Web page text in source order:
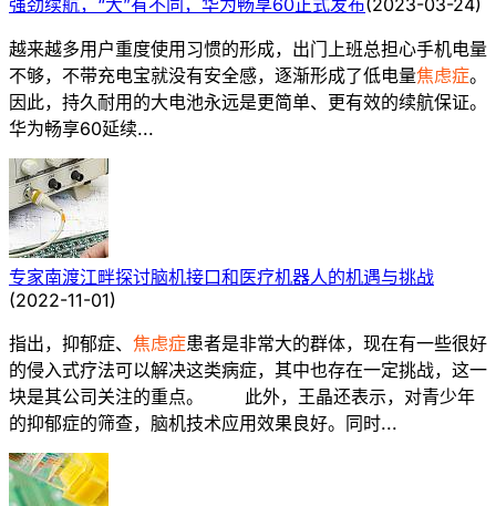
越来越多用户重度使用习惯的形成，出门上班总担心手机电量
不够，不带充电宝就没有安全感，逐渐形成了低电量焦虑症。
因此，持久耐用的大电池永远是更简单、更有效的续航保证。
华为畅享60延续...
专家南渡江畔探讨脑机接口和医疗机器人的机遇与挑战
(2022-11-01)
指出，抑郁症、 焦虑症患者是非常大的群体，现在有一些很好
的侵入式疗法可以解决这类病症，其中也存在一定挑战，这一
块是其公司关注的重点。 此外，王晶还表示，对青少年
的抑郁症的筛查，脑机技术应用效果良好。同时...